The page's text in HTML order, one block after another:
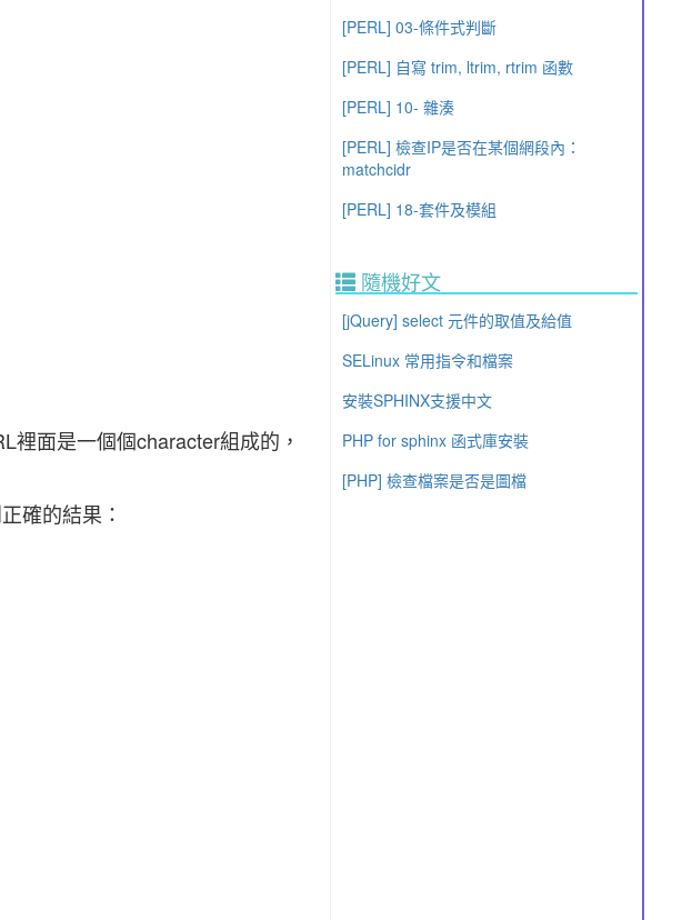
裡面是一個個character組成的，
確的結果：
[PERL] 03-條件式判斷
[PERL] 自寫 trim, ltrim, rtrim 函數
[PERL] 10- 雜湊
[PERL] 檢查IP是否在某個網段內：
matchcidr
[PERL] 18-套件及模組
隨機好文
[jQuery] select 元件的取值及給值
SELinux 常用指令和檔案
安裝SPHINX支援中文
PHP for sphinx 函式庫安裝
[PHP] 檢查檔案是否是圖檔